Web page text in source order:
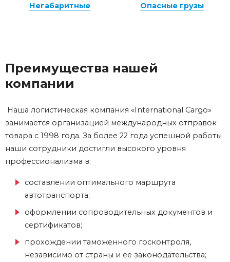
Преимущества нашей
компании
Наша логистическая компания «International Cargo»
занимается организацией международных отправок
товара с 1998 года. За более 22 года успешной работы
наши сотрудники достигли высокого уровня
профессионализма в:
составлении оптимального маршрута
автотранспорта;
оформлении сопроводительных документов и
сертификатов;
прохождении таможенного госконтроля,
независимо от страны и ее законодательства;
Негабаритные Опасные грузы